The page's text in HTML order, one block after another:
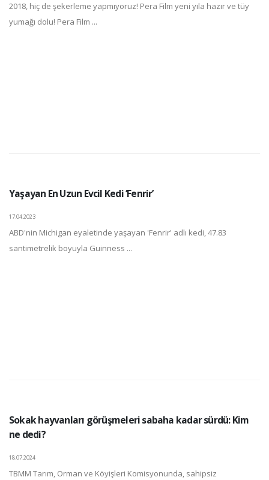
2018, hiç de şekerleme yapmıyoruz! Pera Film yeni yıla hazır ve tüy
yumağı dolu! Pera Film ...
Yaşayan En Uzun Evcil Kedi ‘Fenrir’
17.04.2023
ABD'nin Michigan eyaletinde yaşayan 'Fenrir' adlı kedi, 47.83
santimetrelik boyuyla Guinness ...
Sokak hayvanları görüşmeleri sabaha kadar sürdü: Kim
ne dedi?
18.07.2024
TBMM Tarım, Orman ve Köyişleri Komisyonunda, sahipsiz